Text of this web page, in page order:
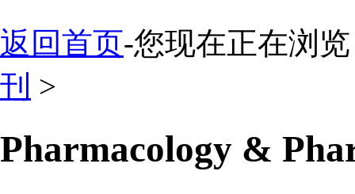
返回首页-您现在正在浏
刊 >
Pharmacology &